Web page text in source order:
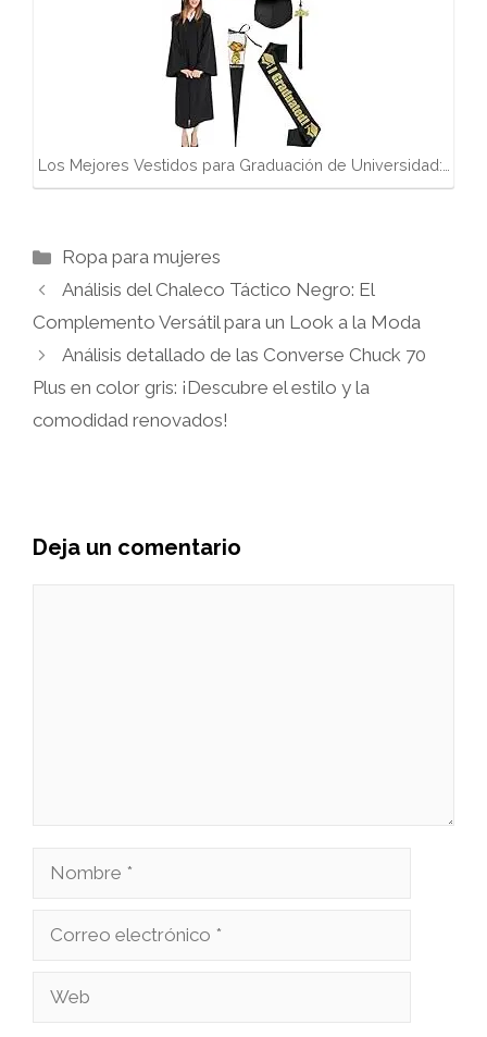
Los Mejores Vestidos para Graduación de Universidad:…
Categorías
Ropa para mujeres
Análisis del Chaleco Táctico Negro: El
Complemento Versátil para un Look a la Moda
Análisis detallado de las Converse Chuck 70
Plus en color gris: ¡Descubre el estilo y la
comodidad renovados!
Deja un comentario
Nombre
Correo
Web